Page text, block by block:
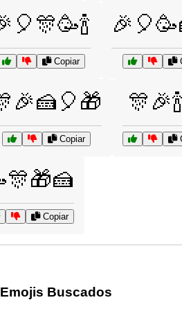
Copiar
Copiar
Copiar
Buscados